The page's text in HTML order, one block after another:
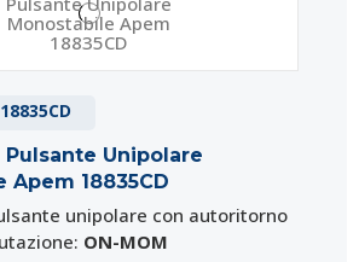
Unipolare
Apem 18835CD
unipolare con autoritorno
ON-MOM